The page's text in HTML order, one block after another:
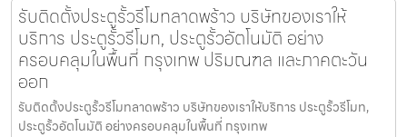
รับติดตั้งประตูรั้วรีโมทลาดพร้าว บริษัทของเราให้
บริการ ประตูรั้วรีโมท, ประตูรั้วอัตโนมัติ อย่าง
ครอบคลุมในพื้นที่ กรุงเทพ ปริมณฑล และภาคตะวัน
ออก
รับติดตั้งประตูรั้วรีโมทลาดพร้าว บริษัทของเราให้บริการ ประตูรั้วรีโมท,
ประตูรั้วอัตโนมัติ อย่างครอบคลุมในพื้นที่ กรุงเทพ